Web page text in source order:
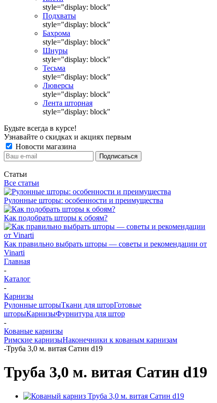
style="display: block"
Подхваты
style="display: block"
Бахрома
style="display: block"
Шнуры
style="display: block"
Тесьма
style="display: block"
Люверсы
style="display: block"
Лента шторная
style="display: block"
Будьте всегда в курсе!
Узнавайте о скидках и акциях первым
Новости магазина
Статьи
Все статьи
Рулонные шторы: особенности и преимущества
Как подобрать шторы к обоям?
Как правильно выбрать шторы — советы и рекомендации от
Vinarti
Главная
-
Каталог
-
Карнизы
Рулонные шторыТкани для шторГотовые
шторыКарнизыФурнитура для штор
-
Кованые карнизы
Римские карнизыНаконечники к кованым карнизам
-Труба 3,0 м. витая Сатин d19
Труба 3,0 м. витая Сатин d19